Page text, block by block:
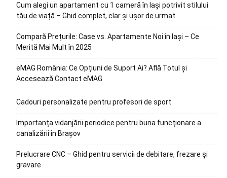
Cum alegi un apartament cu 1 cameră în Iași potrivit stilului
tău de viață – Ghid complet, clar și ușor de urmat
Compară Prețurile: Case vs. Apartamente Noi în Iași – Ce
Merită Mai Mult în 2025
eMAG România: Ce Opțiuni de Suport Ai? Află Totul și
Accesează Contact eMAG
Cadouri personalizate pentru profesori de sport
Importanța vidanjării periodice pentru buna funcționare a
canalizării în Brașov
Prelucrare CNC – Ghid pentru servicii de debitare, frezare și
gravare